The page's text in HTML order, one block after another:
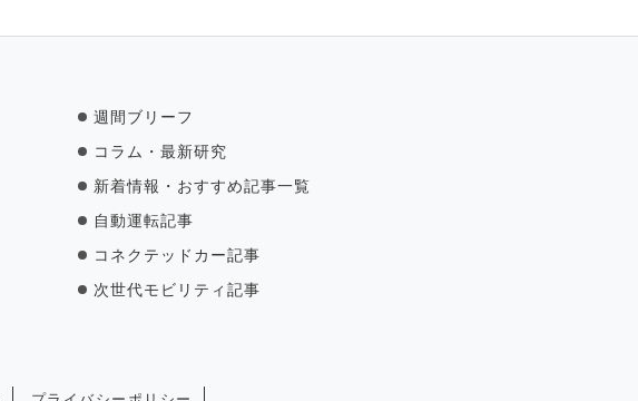
週間ブリーフ
コラム・最新研究
新着情報・おすすめ記事一覧
自動運転記事
コネクテッドカー記事
次世代モビリティ記事